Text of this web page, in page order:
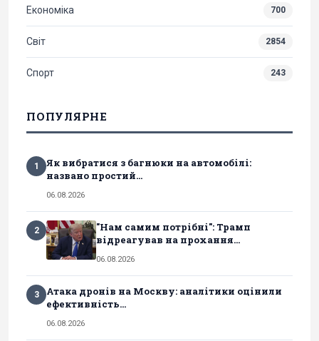
Економіка 700
Світ 2854
Спорт 243
ПОПУЛЯРНЕ
1
Як вибратися з багнюки на автомобілі:
названо простий...
06.08.2026
2
"Нам самим потрібні": Трамп
відреагував на прохання...
06.08.2026
3
Атака дронів на Москву: аналітики оцінили
ефективність...
06.08.2026